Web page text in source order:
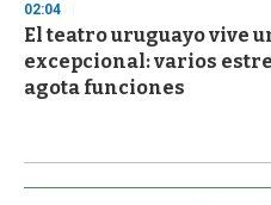
02:04
El teatro uruguayo vive
excepcional: varios
agota funciones